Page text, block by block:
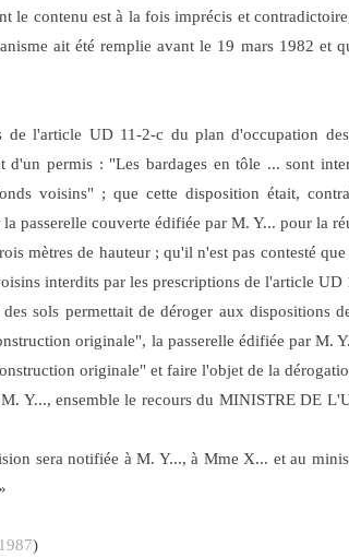
le contenu est à la fois imprécis et
ait été remplie avant le 19 mars 1982 et
de l'article UD 11-2-c du plan d'occupation
d'un permis : "Les bardages en tôle ... sont
voisins" ; que cette disposition était,
passerelle couverte édifiée par M. Y... pour la
mètres de hauteur ; qu'il n'est pas contesté
interdits par les prescriptions de l'article
sols permettait de déroger aux dispositions
originale", la passerelle édifiée par M.
originale" et faire l'objet de la
Y..., ensemble le recours du MINISTRE DE
sera notifiée à M. Y..., à Mme X... et au
)